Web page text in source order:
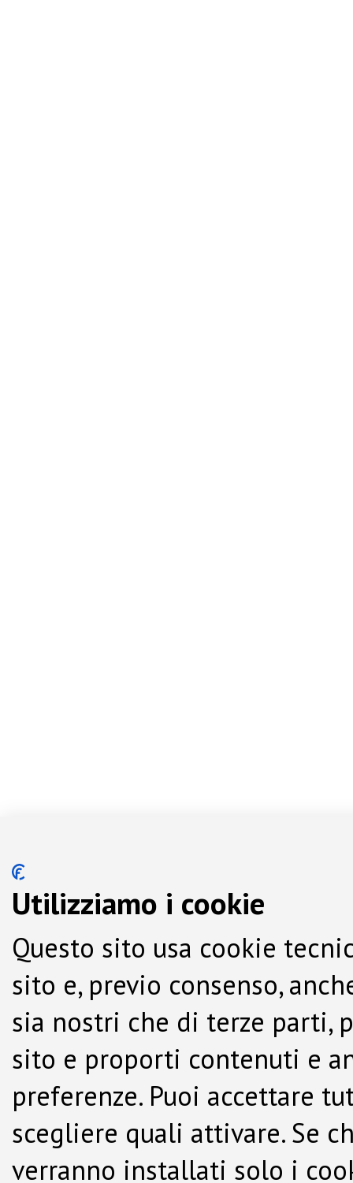
Utilizziamo i cookie
Questo sito usa cookie
sito e, previo consenso,
sia nostri che di terze parti,
sito e proporti contenuti e
preferenze. Puoi accettare
scegliere quali attivare. Se
verranno installati solo i